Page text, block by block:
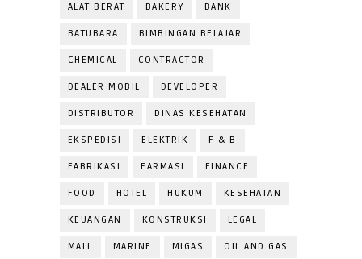
ALAT BERAT BAKERY BANK
BATUBARA BIMBINGAN BELAJAR
CHEMICAL CONTRACTOR
DEALER MOBIL DEVELOPER
DISTRIBUTOR DINAS KESEHATAN
EKSPEDISI ELEKTRIK F & B
FABRIKASI FARMASI FINANCE
FOOD HOTEL HUKUM KESEHATAN
KEUANGAN KONSTRUKSI LEGAL
MALL MARINE MIGAS OIL AND GAS